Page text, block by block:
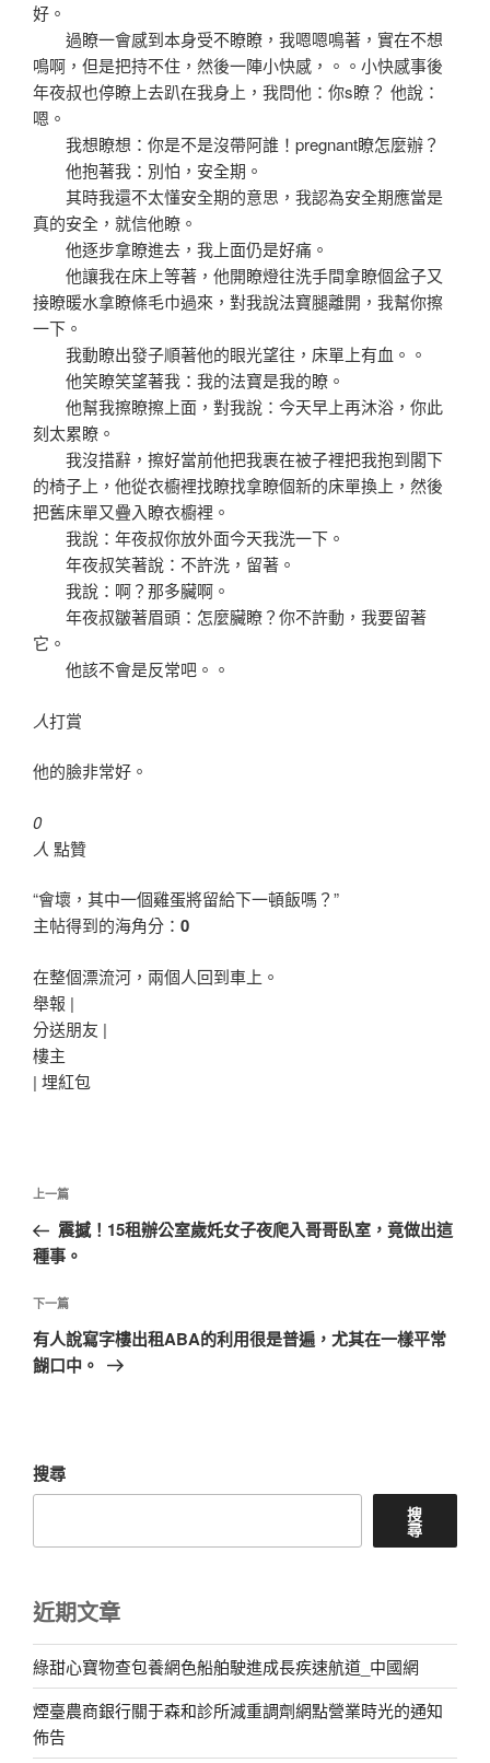
好。
過瞭一會感到本身受不瞭瞭，我嗯嗯鳴著，實在不想
鳴啊，但是把持不住，然後一陣小快感，。。小快感事後
年夜叔也停瞭上去趴在我身上，我問他：你s瞭？ 他說：
嗯。
我想瞭想：你是不是沒帶阿誰！pregnant瞭怎麼辦？
他抱著我：別怕，安全期。
其時我還不太懂安全期的意思，我認為安全期應當是
真的安全，就信他瞭。
他逐步拿瞭進去，我上面仍是好痛。
他讓我在床上等著，他開瞭燈往洗手間拿瞭個盆子又
接瞭暖水拿瞭條毛巾過來，對我說法寶腿離開，我幫你擦
一下。
我動瞭出發子順著他的眼光望往，床單上有血。。
他笑瞭笑望著我：我的法寶是我的瞭。
他幫我擦瞭擦上面，對我說：今天早上再沐浴，你此
刻太累瞭。
我沒措辭，擦好當前他把我裹在被子裡把我抱到閣下
的椅子上，他從衣櫥裡找瞭找拿瞭個新的床單換上，然後
把舊床單又疊入瞭衣櫥裡。
我說：年夜叔你放外面今天我洗一下。
年夜叔笑著說：不許洗，留著。
我說：啊？那多臟啊。
年夜叔皺著眉頭：怎麼臟瞭？你不許動，我要留著
它。
他該不會是反常吧。。
人打賞
他的臉非常好。
0
人 點贊
“會壞，其中一個雞蛋將留給下一頓飯嗎？”
主帖得到的海角分： 0
在整個漂流河，兩個人回到車上。
舉報 |
分送朋友 |
樓主
| 埋紅包
文
導
覽
上
一
篇
章
上一篇
震撼！15租辦公室歲奼女子夜爬入哥哥臥室，竟做出這
種事。
下
一
篇
下一篇
有人說寫字樓出租ABA的利用很是普遍，尤其在一樣平常
餬口中。
搜尋
搜
尋
近期文章
綠甜心寶物查包養網色船舶駛進成長疾速航道_中國網
煙臺農商銀行關于森和診所減重調劑網點營業時光的通知
佈告